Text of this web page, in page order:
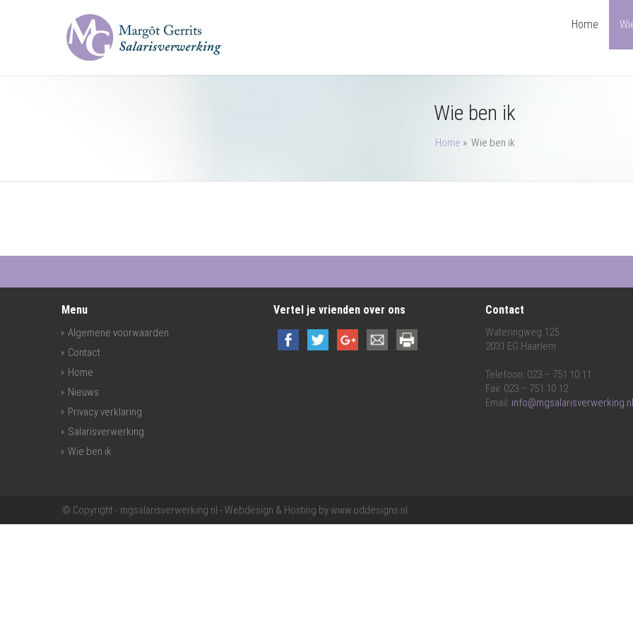
Home
Wie ben ik
Home » Wie ben ik
Menu
Algemene voorwaarden
Contact
Home
Nieuws
Privacy verklaring
Salarisverwerking
Wie ben ik
Vertel je vrienden over ons Contact
Wateringweg 125
2031 EG Haarlem
Telefoon: 023 – 751 10 11
Fax: 023 – 751 10 12
Email: info@mgsalarisverwerking.nl
© Copyright - mgsalarisverwerking.nl - Webdesign & Hosting by www.oddesigns.nl